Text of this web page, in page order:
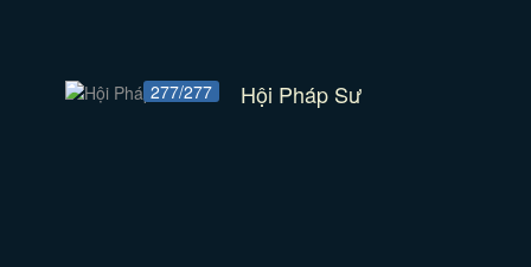
277/277 Hội Pháp Sư